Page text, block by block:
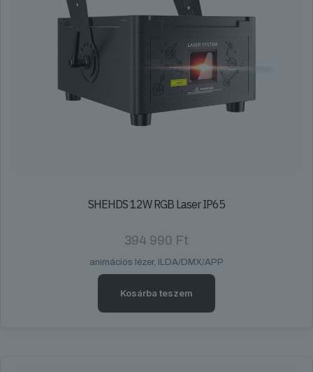
SHEHDS 12W RGB Laser IP65
394 990 Ft
animációs lézer, ILDA/DMX/APP
Kosárba teszem